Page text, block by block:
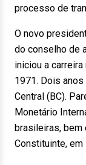
processo de
O novo
do conselho de
iniciou a
1971. Dois
Central (BC).
Monetário
brasileiras, bem
Constituinte, em